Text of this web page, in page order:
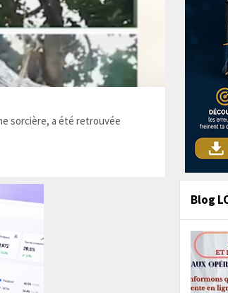
sorcière, a été retrouvée
Blog